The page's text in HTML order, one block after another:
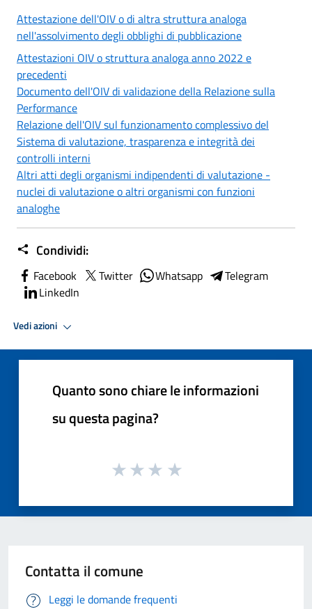
Attestazione dell'OIV o di altra struttura analoga
nell'assolvimento degli obblighi di pubblicazione
Attestazioni OIV o struttura analoga anno 2022 e
precedenti
Documento dell'OIV di validazione della Relazione sulla
Performance
Relazione dell'OIV sul funzionamento complessivo del
Sistema di valutazione, trasparenza e integrità dei
controlli interni
Altri atti degli organismi indipendenti di valutazione -
nuclei di valutazione o altri organismi con funzioni
analoghe
Condividi:
Facebook Twitter Whatsapp
Telegram
LinkedIn
Vedi azioni
Quanto sono chiare le informazioni
su questa pagina?
Contatta il comune
Leggi le domande frequenti